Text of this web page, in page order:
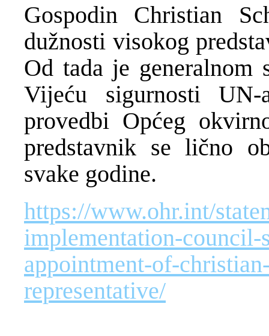
Gospodin Christian
dužnosti visokog
Od tada je generalnom
Vijeću sigurnosti
provedbi Općeg
predstavnik se lično
svake godine.
https://www.ohr.int/
implementation-council-
appointment-of-
representative/